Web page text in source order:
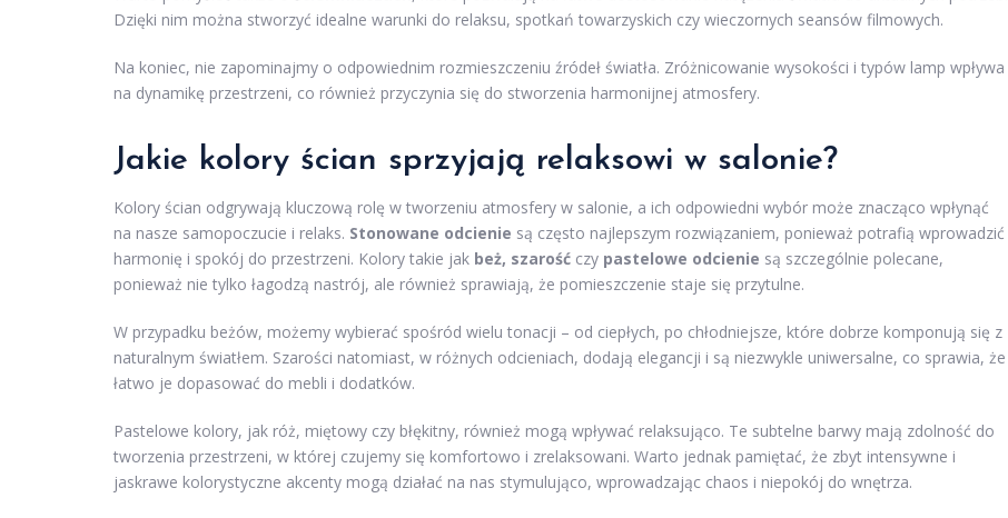
Dzięki nim można stworzyć idealne warunki do relaksu, spotkań towarzyskich czy wieczornych seansów filmowych.
Na koniec, nie zapominajmy o odpowiednim rozmieszczeniu źródeł światła. Zróżnicowanie wysokości i typów lamp wpływa
na dynamikę przestrzeni, co również przyczynia się do stworzenia harmonijnej atmosfery.
Jakie kolory ścian sprzyjają relaksowi w salonie?
Kolory ścian odgrywają kluczową rolę w tworzeniu atmosfery w salonie, a ich odpowiedni wybór może znacząco wpłynąć
na nasze samopoczucie i relaks. Stonowane odcienie są często najlepszym rozwiązaniem, ponieważ potrafią wprowadzić
harmonię i spokój do przestrzeni. Kolory takie jak beż, szarość czy pastelowe odcienie są szczególnie polecane,
ponieważ nie tylko łagodzą nastrój, ale również sprawiają, że pomieszczenie staje się przytulne.
W przypadku beżów, możemy wybierać spośród wielu tonacji – od ciepłych, po chłodniejsze, które dobrze komponują się z
naturalnym światłem. Szarości natomiast, w różnych odcieniach, dodają elegancji i są niezwykle uniwersalne, co sprawia, że
łatwo je dopasować do mebli i dodatków.
Pastelowe kolory, jak róż, miętowy czy błękitny, również mogą wpływać relaksująco. Te subtelne barwy mają zdolność do
tworzenia przestrzeni, w której czujemy się komfortowo i zrelaksowani. Warto jednak pamiętać, że zbyt intensywne i
jaskrawe kolorystyczne akcenty mogą działać na nas stymulująco, wprowadzając chaos i niepokój do wnętrza.